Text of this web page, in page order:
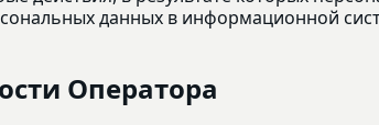
данных в информационной
Оператора